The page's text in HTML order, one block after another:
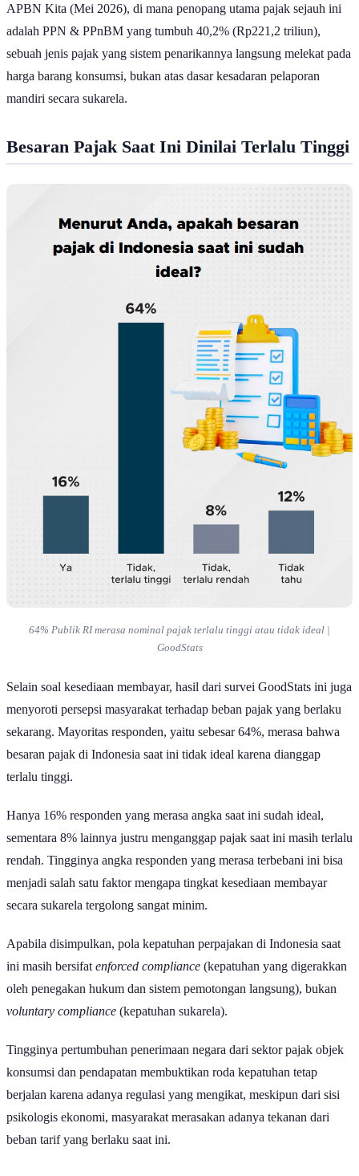
APBN Kita (Mei 2026), di mana penopang utama pajak sejauh ini
adalah PPN & PPnBM yang tumbuh 40,2% (Rp221,2 triliun),
sebuah jenis pajak yang sistem penarikannya langsung melekat pada
harga barang konsumsi, bukan atas dasar kesadaran pelaporan
mandiri secara sukarela.
Besaran Pajak Saat Ini Dinilai Terlalu Tinggi
64% Publik RI merasa nominal pajak terlalu tinggi atau tidak ideal |
GoodStats
Selain soal kesediaan membayar, hasil dari survei GoodStats ini juga
menyoroti persepsi masyarakat terhadap beban pajak yang berlaku
sekarang. Mayoritas responden, yaitu sebesar 64%, merasa bahwa
besaran pajak di Indonesia saat ini tidak ideal karena dianggap
terlalu tinggi.
Hanya 16% responden yang merasa angka saat ini sudah ideal,
sementara 8% lainnya justru menganggap pajak saat ini masih terlalu
rendah. Tingginya angka responden yang merasa terbebani ini bisa
menjadi salah satu faktor mengapa tingkat kesediaan membayar
secara sukarela tergolong sangat minim.
Apabila disimpulkan, pola kepatuhan perpajakan di Indonesia saat
ini masih bersifat enforced compliance (kepatuhan yang digerakkan
oleh penegakan hukum dan sistem pemotongan langsung), bukan
voluntary compliance (kepatuhan sukarela).
Tingginya pertumbuhan penerimaan negara dari sektor pajak objek
konsumsi dan pendapatan membuktikan roda kepatuhan tetap
berjalan karena adanya regulasi yang mengikat, meskipun dari sisi
psikologis ekonomi, masyarakat merasakan adanya tekanan dari
beban tarif yang berlaku saat ini.